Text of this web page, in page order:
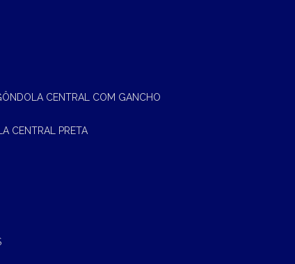
GÔNDOLA CENTRAL COM GANCHO
CENTRAL PRETA